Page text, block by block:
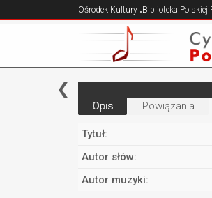
Ośrodek Kultury „Biblioteka Polskiej
Opis Powiązania
Tytuł:
Autor słów:
Autor muzyki: